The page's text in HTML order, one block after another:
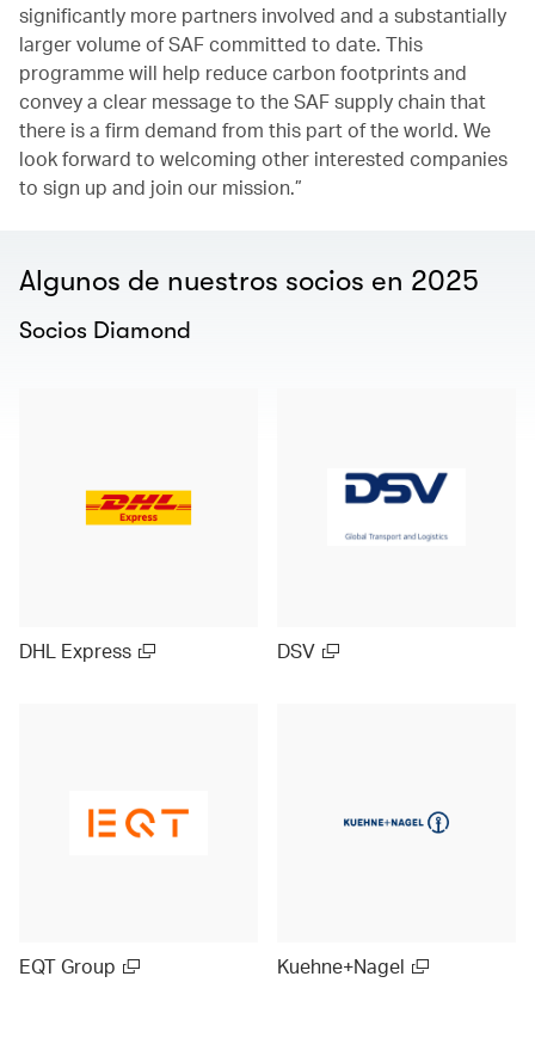
significantly more partners involved and a substantially
larger volume of SAF committed to date. This
programme will help reduce carbon footprints and
convey a clear message to the SAF supply chain that
there is a firm demand from this part of the world. We
look forward to welcoming other interested companies
to sign up and join our mission.”
Algunos de nuestros socios en 2025
Socios Diamond
DHL Express DSV
EQT Group Kuehne+Nagel